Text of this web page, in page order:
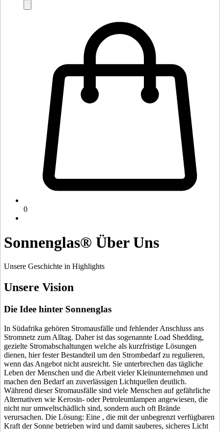
0
Sonnenglas® Über Uns
Unsere Geschichte in Highlights
Unsere Vision
Die Idee hinter Sonnenglas
In Südafrika gehören Stromausfälle und fehlender Anschluss ans
Stromnetz zum Alltag. Daher ist das sogenannte Load Shedding,
gezielte Stromabschaltungen welche als kurzfristige Lösungen
dienen, hier fester Bestandteil um den Strombedarf zu regulieren,
wenn das Angebot nicht ausreicht. Sie unterbrechen das tägliche
Leben der Menschen und die Arbeit vieler Kleinunternehmen und
machen den Bedarf an zuverlässigen Lichtquellen deutlich.
Während dieser Stromausfälle sind viele Menschen auf gefährliche
Alternativen wie Kerosin- oder Petroleumlampen angewiesen, die
nicht nur umweltschädlich sind, sondern auch oft Brände
verursachen. Die Lösung: Eine , die mit der unbegrenzt verfügbaren
Kraft der Sonne betrieben wird und damit sauberes, sicheres Licht